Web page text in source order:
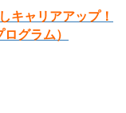
キャリアアップ！
グラム）